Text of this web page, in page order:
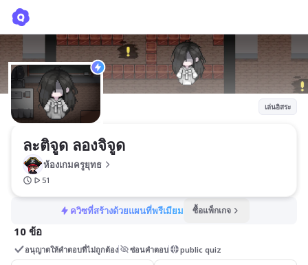
เล่นอิสระ
ละติจูด ลองจิจูด
ห้องเกมครูยุทธ
51
ควิซที่สร้างด้วยแผนที่พรีเมียม ซื้อแพ็กเกจ
10 ข้อ
อนุญาตให้คำตอบที่ไม่ถูกต้อง ซ่อนคำตอบ public quiz